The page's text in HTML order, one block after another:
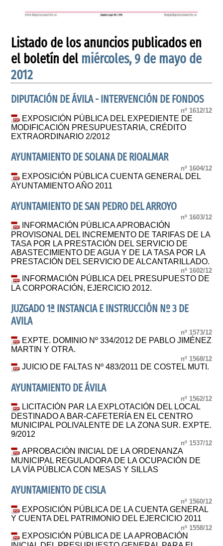
Listado de los anuncios publicados en
el boletín del miércoles, 9 de mayo de
2012
DIPUTACIÓN DE ÁVILA - INTERVENCIÓN DE FONDOS
nº 1612/12
EXPOSICIÓN PÚBLICA DEL EXPEDIENTE DE
MODIFICACIÓN PRESUPUESTARIA, CRÉDITO
EXTRAORDINARIO 2/2012
AYUNTAMIENTO DE SOLANA DE RIOALMAR
nº 1604/12
EXPOSICIÓN PÚBLICA CUENTA GENERAL DEL
AYUNTAMIENTO AÑO 2011
AYUNTAMIENTO DE SAN PEDRO DEL ARROYO
nº 1603/12
INFORMACIÓN PÚBLICA APROBACIÓN
PROVISONAL DEL INCREMENTO DE TARIFAS DE LA
TASA POR LA PRESTACIÓN DEL SERVICIO DE
ABASTECIMIENTO DE AGUA Y DE LA TASA POR LA
PRESTACIÓN DEL SERVICIO DE ALCANTARILLADO.
nº 1602/12
INFORMACIÓN PÚBLICA DEL PRESUPUESTO DE
LA CORPORACIÓN, EJERCICIO 2012.
JUZGADO 1ª INSTANCIA E INSTRUCCIÓN Nº 3 DE
AVILA
nº 1573/12
EXPTE. DOMINIO Nº 334/2012 DE PABLO JIMÉNEZ
MARTIN Y OTRA.
nº 1568/12
JUICIO DE FALTAS Nº 483/2011 DE COSTEL MUTI.
AYUNTAMIENTO DE ÁVILA
nº 1562/12
LICITACIÓN PAR LA EXPLOTACIÓN DEL LOCAL
DESTINADO A BAR-CAFETERÍA EN EL CENTRO
MUNICIPAL POLIVALENTE DE LA ZONA SUR. EXPTE.
9/2012
nº 1537/12
APROBACIÓN INICIAL DE LA ORDENANZA
MUNICIPAL REGULADORA DE LA OCUPACIÓN DE
LA VÍA PÚBLICA CON MESAS Y SILLAS
AYUNTAMIENTO DE CISLA
nº 1560/12
EXPOSICIÓN PÚBLICA DE LA CUENTA GENERAL
Y CUENTA DEL PATRIMONIO DEL EJERCICIO 2011
nº 1558/12
EXPOSICIÓN PÚBLICA DE LA APROBACIÓN